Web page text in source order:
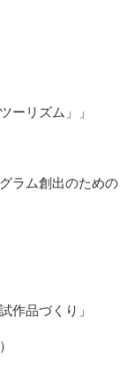
ーリズム」」
ラム創出のための
作品づくり」